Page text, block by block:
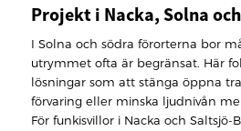
Projekt i Nacka, Solna
I Solna och södra förorterna bor
utrymmet ofta är begränsat. Här
lösningar som att stänga öppna
förvaring eller minska ljudnivån
För funkisvillor i Nacka och